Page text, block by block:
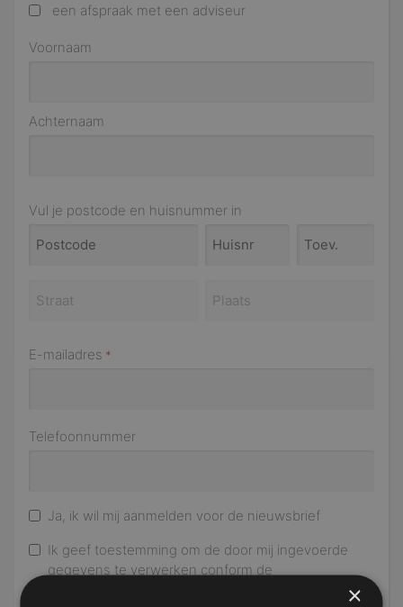
een afspraak met een adviseur
Voornaam
Achternaam
Vul je postcode en huisnummer in
E-mailadres *
Telefoonnummer
Ja, ik wil mij aanmelden voor de nieuwsbrief
Ik geef toestemming om de door mij ingevoerde
gegevens te verwerken conform de
×